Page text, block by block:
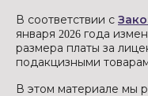
В соответствии с
января 2026 года
размера платы за
подакцизными
В этом материале мы